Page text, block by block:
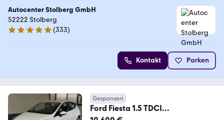
Autocenter Stolberg GmbH
52222 Stolberg
4.9 Sterne
(333)
Kontakt Parken
Gesponsert
Ford Fiesta 1.5 TDCI
Cool&Connect *NAVI *1.HAND